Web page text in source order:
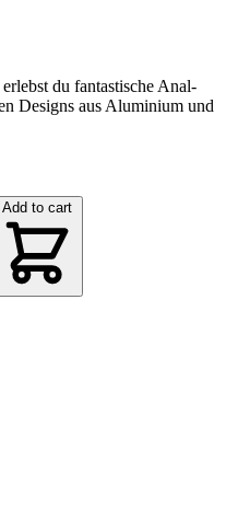
du fantastische Anal-
Designs aus Aluminium und
Add to cart